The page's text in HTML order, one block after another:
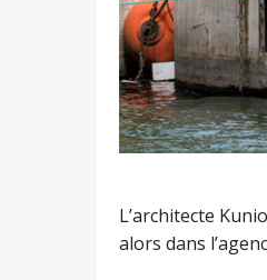
L’architecte
alors dans